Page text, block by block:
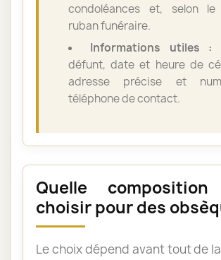
condoléances et, selon le
ruban funéraire.
Informations utiles :
défunt, date et heure de
adresse précise et
téléphone de contact.
Quelle composition
choisir pour des
Le choix dépend avant tout de